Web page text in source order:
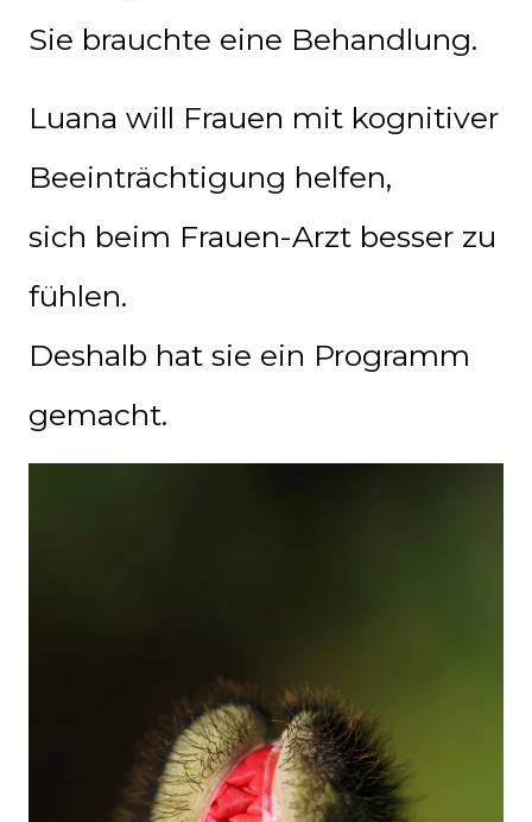
Sie brauchte eine Behandlung.
Luana will Frauen mit kognitiver
Beeinträchtigung helfen,
sich beim Frauen-Arzt besser zu
fühlen.
Deshalb hat sie ein Programm
gemacht.